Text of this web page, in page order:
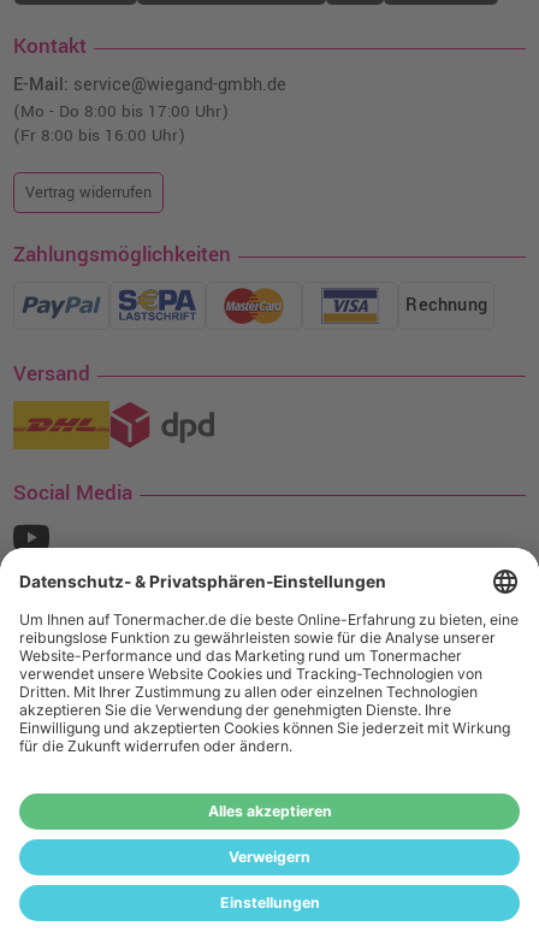
Kontakt
E-Mail: service@wiegand-gmbh.de
(Mo - Do 8:00 bis 17:00 Uhr)
(Fr 8:00 bis 16:00 Uhr)
Vertrag widerrufen
Zahlungsmöglichkeiten
Rechnung
Versand
Social Media
¹ Nur gültig für den Versand innerhalb Deutschlands. Befindet sich ein Warenwert
von mindestens 35€ (inkl. Mwst.) an Ampertec Artikeln in Ihrem Warenkorb, ist der
Versand für Sie kostenfrei.
Das Angebot von tonermacher.de richtet sich
nicht an Wiederverkäufer. Wenn Sie Wiederverkäufer sind,
registrieren Sie sich bitte in unserem Händler-Portal